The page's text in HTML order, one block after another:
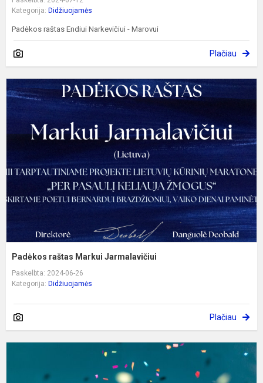
Kategorija: Didžiuojamės
Padėkos raštas Endiui Narkevičiui - Marovui
Plačiau
Padėkos raštas Markui Jarmalavičiui
Paskelbta: 2024-06-26
Kategorija: Didžiuojamės
Plačiau